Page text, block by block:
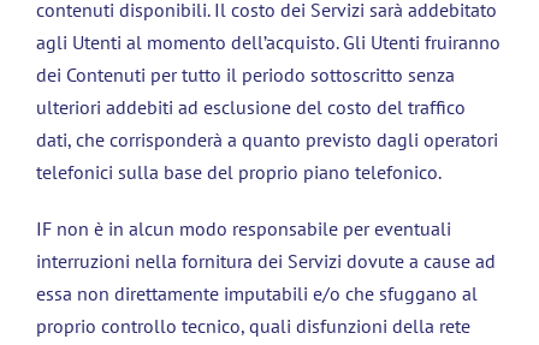
contenuti disponibili. Il costo dei Servizi sarà addebitato
agli Utenti al momento dell’acquisto. Gli Utenti fruiranno
dei Contenuti per tutto il periodo sottoscritto senza
ulteriori addebiti ad esclusione del costo del traffico
dati, che corrisponderà a quanto previsto dagli operatori
telefonici sulla base del proprio piano telefonico.
IF non è in alcun modo responsabile per eventuali
interruzioni nella fornitura dei Servizi dovute a cause ad
essa non direttamente imputabili e/o che sfuggano al
proprio controllo tecnico, quali disfunzioni della rete